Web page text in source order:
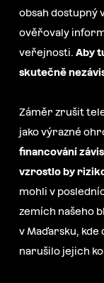
obsah dostupný
ověřovaly
veřejnosti.Aby
skutečně
Záměr zrušit
jako výrazné
financování
vzrostlo by
mohli v
zemích našeho
v Maďarsku, kde
narušilo jejich